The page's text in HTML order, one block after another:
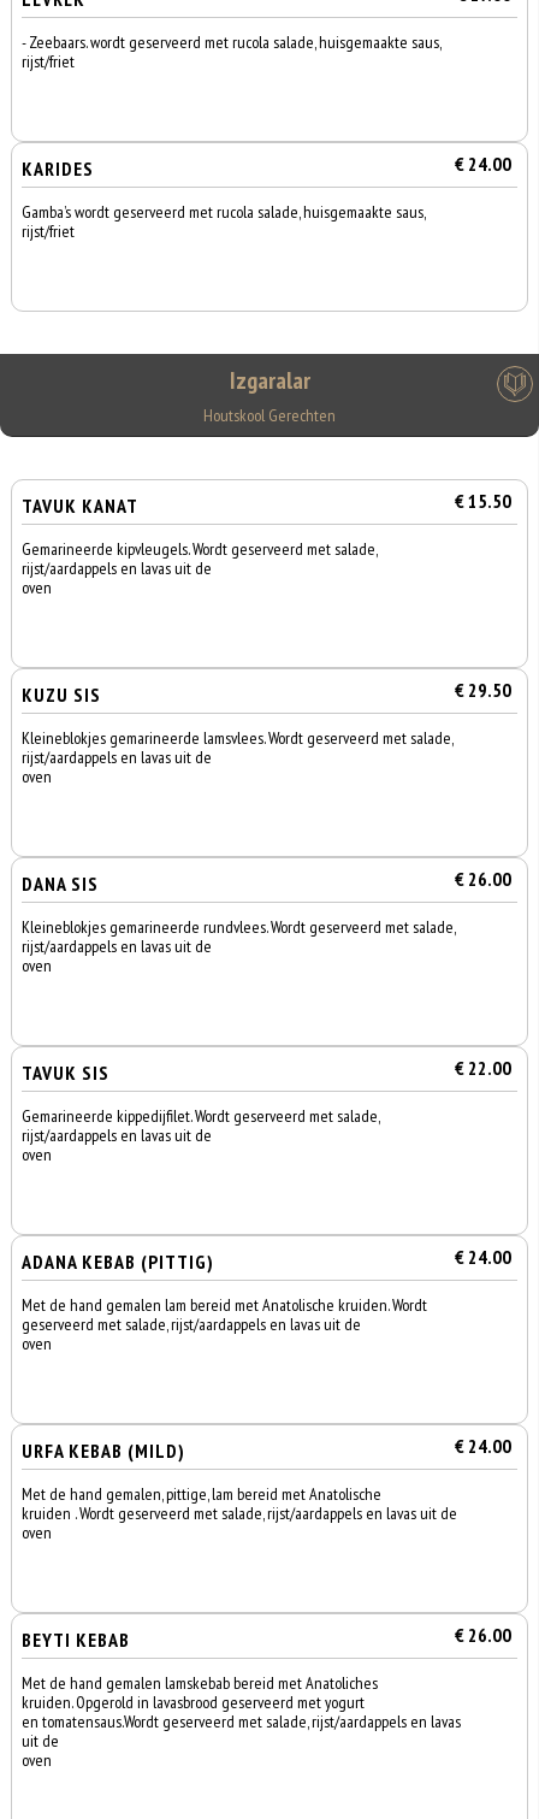
- Zeebaars. wordt geserveerd met rucola salade, huisgemaakte saus,
rijst/friet
KARIDES € 24.00
Gamba’s wordt geserveerd met rucola salade, huisgemaakte saus,
rijst/friet
Izgaralar
Houtskool Gerechten
TAVUK KANAT € 15.50
Gemarineerde kipvleugels. Wordt geserveerd met salade,
rijst/aardappels en lavas uit de
oven
KUZU SIS € 29.50
Kleineblokjes gemarineerde lamsvlees. Wordt geserveerd met salade,
rijst/aardappels en lavas uit de
oven
DANA SIS € 26.00
Kleineblokjes gemarineerde rundvlees. Wordt geserveerd met salade,
rijst/aardappels en lavas uit de
oven
TAVUK SIS € 22.00
Gemarineerde kippedijfilet. Wordt geserveerd met salade,
rijst/aardappels en lavas uit de
oven
ADANA KEBAB (PITTIG) € 24.00
Met de hand gemalen lam bereid met Anatolische kruiden. Wordt
geserveerd met salade, rijst/aardappels en lavas uit de
oven
URFA KEBAB (MILD) € 24.00
Met de hand gemalen, pittige, lam bereid met Anatolische
kruiden . Wordt geserveerd met salade, rijst/aardappels en lavas uit de
oven
BEYTI KEBAB € 26.00
Met de hand gemalen lamskebab bereid met Anatoliches
kruiden. Opgerold in lavasbrood geserveerd met yogurt
en tomatensaus.Wordt geserveerd met salade, rijst/aardappels en lavas
uit de
oven